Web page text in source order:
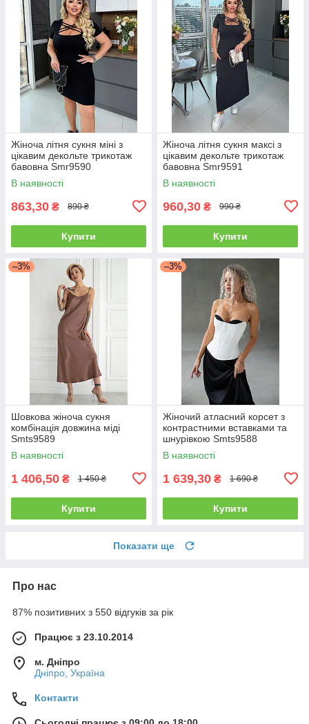
Жіноча літня сукня міні з
цікавим декольте трикотаж
бавовна Smr9590
В наявності
863,30 ₴ 890 ₴
Купити
Жіноча літня сукня максі з
цікавим декольте трикотаж
бавовна Smr9591
В наявності
960,30 ₴ 990 ₴
Купити
–3%
Шовкова жіноча сукня
комбінація довжина міді
Smts9589
В наявності
1 406,50 ₴ 1 450 ₴
Купити
–3%
Жіночий атласний корсет з
контрастними вставками та
шнурівкою Smts9588
В наявності
1 639,30 ₴ 1 690 ₴
Купити
Показати ще
Про нас
87% позитивних з 550 відгуків за рік
Працює з 23.10.2014
м. Дніпро
Дніпро, Україна
Контакти